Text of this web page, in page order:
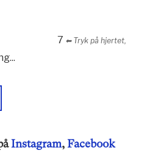
7 ⬅︎ Tryk på hjertet,
Instagram,Facebook